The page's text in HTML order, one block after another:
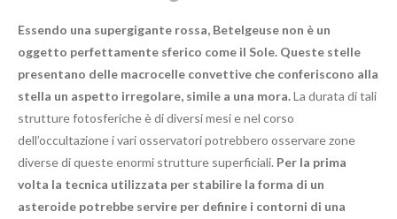
Essendo una supergigante rossa, Betelgeuse non è un
oggetto perfettamente sferico come il Sole. Queste stelle
presentano delle macrocelle convettive che conferiscono alla
stella un aspetto irregolare, simile a una mora.La durata di tali
strutture fotosferiche è di diversi mesi e nel corso
dell’occultazione i vari osservatori potrebbero osservare zone
diverse di queste enormi strutture superficiali. Per la prima
volta la tecnica utilizzata per stabilire la forma di un
asteroide potrebbe servire per definire i contorni di una